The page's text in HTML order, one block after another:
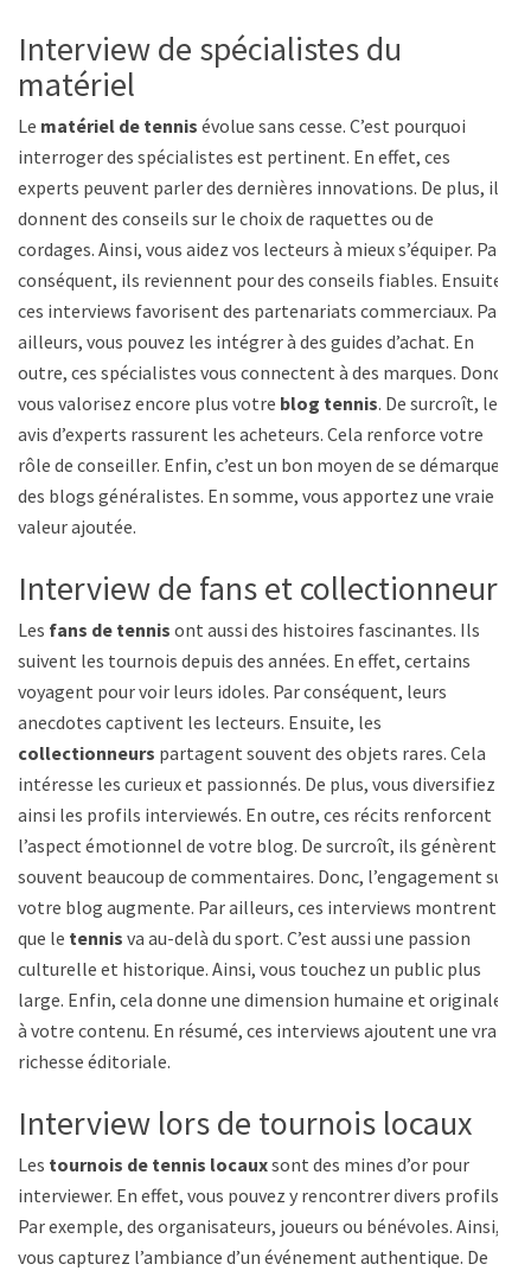
Interview de spécialistes du
matériel
Le matériel de tennis évolue sans cesse. C’est pourquoi
interroger des spécialistes est pertinent. En effet, ces
experts peuvent parler des dernières innovations. De plus, ils
donnent des conseils sur le choix de raquettes ou de
cordages. Ainsi, vous aidez vos lecteurs à mieux s’équiper. Par
conséquent, ils reviennent pour des conseils fiables. Ensuite,
ces interviews favorisent des partenariats commerciaux. Par
ailleurs, vous pouvez les intégrer à des guides d’achat. En
outre, ces spécialistes vous connectent à des marques. Donc,
vous valorisez encore plus votre blog tennis. De surcroît, les
avis d’experts rassurent les acheteurs. Cela renforce votre
rôle de conseiller. Enfin, c’est un bon moyen de se démarquer
des blogs généralistes. En somme, vous apportez une vraie
valeur ajoutée.
Interview de fans et collectionneurs
Les fans de tennis ont aussi des histoires fascinantes. Ils
suivent les tournois depuis des années. En effet, certains
voyagent pour voir leurs idoles. Par conséquent, leurs
anecdotes captivent les lecteurs. Ensuite, les
collectionneurs partagent souvent des objets rares. Cela
intéresse les curieux et passionnés. De plus, vous diversifiez
ainsi les profils interviewés. En outre, ces récits renforcent
l’aspect émotionnel de votre blog. De surcroît, ils génèrent
souvent beaucoup de commentaires. Donc, l’engagement sur
votre blog augmente. Par ailleurs, ces interviews montrent
que le tennis va au-delà du sport. C’est aussi une passion
culturelle et historique. Ainsi, vous touchez un public plus
large. Enfin, cela donne une dimension humaine et originale
à votre contenu. En résumé, ces interviews ajoutent une vraie
richesse éditoriale.
Interview lors de tournois locaux
Les tournois de tennis locauxsont des mines d’or pour
interviewer. En effet, vous pouvez y rencontrer divers profils.
Par exemple, des organisateurs, joueurs ou bénévoles. Ainsi,
vous capturez l’ambiance d’un événement authentique. De